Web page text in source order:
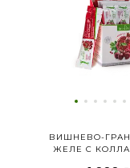
ВИШНЕВО-
ЖЕЛЕ С